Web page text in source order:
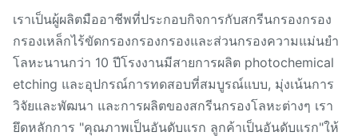
เราเป็นผู้ผลิตมืออาชีพที่ประกอบกิจการกับสกรีนกรองกรอง
กรองเหล็กไร้ขัดกรองกรองกรองและส่วนกรองความแม่นยํา
โลหะนานกว่า 10 ปีโรงงานมีสายการผลิต photochemical
etching และอุปกรณ์การทดสอบที่สมบูรณ์แบบ, มุ่งเน้นการ
วิจัยและพัฒนา และการผลิตของสกรีนกรองโลหะต่างๆ เรา
ยึดหลักการ "คุณภาพเป็นอันดับแรก ลูกค้าเป็นอันดับแรก"ให้